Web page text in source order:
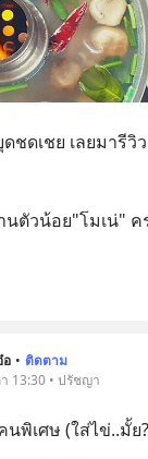
ชดเชย เลยมารี
นตัวน้อย"โมเน่"
อ • ติดตาม
13:30 • ปรัชญา
นพิเศษ (ใส่ไข่..มั้ย